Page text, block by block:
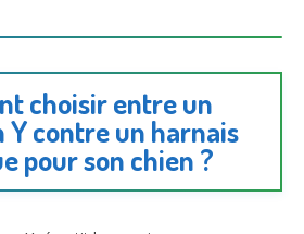
choisir entre un
Y contre un harnais
pour son chien ?